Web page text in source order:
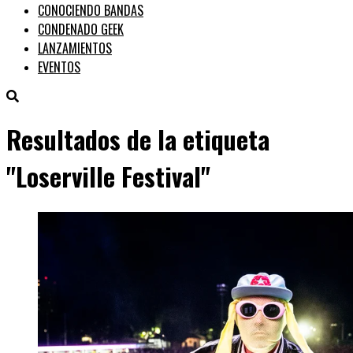
CONOCIENDO BANDAS
CONDENADO GEEK
LANZAMIENTOS
EVENTOS
Resultados de la etiqueta
"Loserville Festival"